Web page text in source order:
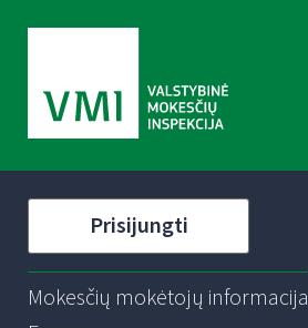
Prisijungti
Mokesčių mokėtojų informacija